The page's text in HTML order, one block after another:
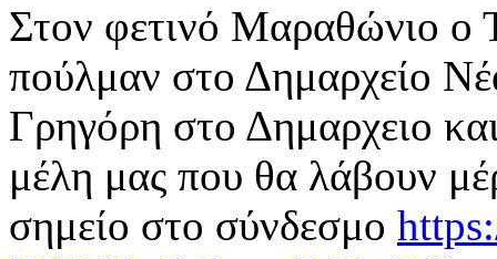
Στον φετινό Μαραθώνιο
πούλμαν στο Δημαρχείο
Γρηγόρη στο Δημαρχειο
μέλη μας που θα λάβουν
σημείο στο σύνδεσμο